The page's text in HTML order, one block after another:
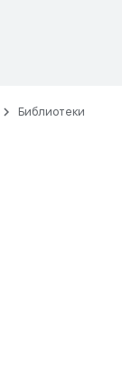
Библиотеки